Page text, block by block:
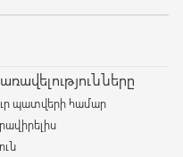
պատվերի համար